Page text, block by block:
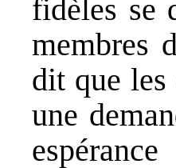
fidèles se
membres
dit que
une